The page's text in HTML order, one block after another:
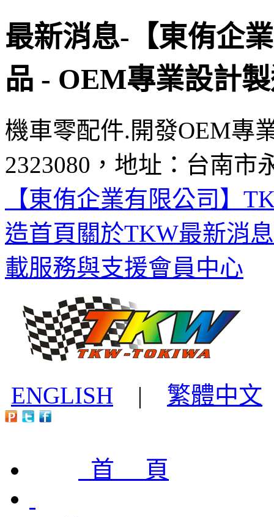
最新消息-【東侑企
品 - OEM專業設計
機車零配件.開發OEM專
2323080，地址：台南市
【東侑企業有限公司】
造首頁 關於TKW最新消息
載服務與支援會員中心
ENGLISH | 繁體中文
首 頁